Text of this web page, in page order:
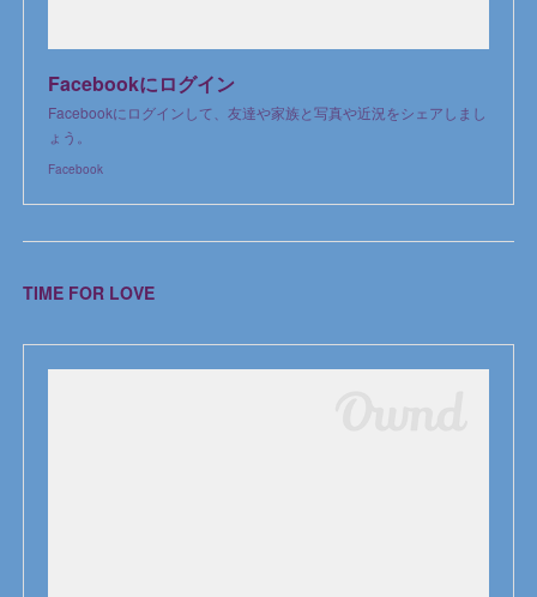
Facebookにログイン
Facebookにログインして、友達や家族と写真や近況をシェアしまし
ょう。
Facebook
TIME FOR LOVE